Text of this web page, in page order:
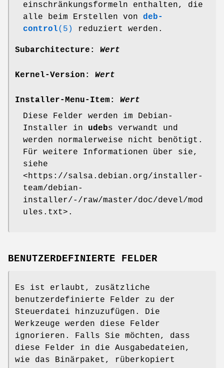
einschränkungsformeln enthalten, die
alle beim Erstellen von deb-
control(5) reduziert werden.
Subarchitecture: Wert
Kernel-Version: Wert
Installer-Menu-Item:
Wert
Diese Felder werden im Debian-
Installer in udebs verwandt und
werden normalerweise nicht benötigt.
Für weitere Informationen über sie,
siehe
<https://salsa.debian.org/installer-
team/debian-
installer/-/raw/master/doc/devel/mod
ules.txt>.
BENUTZERDEFINIERTE FELDER
Es ist erlaubt, zusätzliche
benutzerdefinierte Felder zu der
Steuerdatei hinzuzufügen. Die
Werkzeuge werden diese Felder
ignorieren. Falls Sie möchten, dass
diese Felder in die Ausgabedateien,
wie das Binärpaket, rüberkopiert